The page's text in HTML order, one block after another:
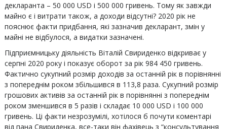
декларанта – 50 000 USD і 500 000 гривень. Тому як завжди
майно є і витрати також, а доходи відсутні? 2020 рік не
пояснює факти придбання, які зазначив декларант, змін у
майні не відбулося, а видатки зазначені.
Підприємницьку діяльність Віталій Свириденко відкриває у
серпні 2020 року і показує оборот за рік 984 450 гривень.
Фактично сукупний розмір доходів за останній рік в порівнянні
з попереднім роком збільшився в 113,8 раза. Сукупний розмір
грошових активів за останній рік в порівнянні з попереднім
роком зменшився в 5 разів і складає 10 000 USD і 100 000
гривень. Ці факти незрозумілі, хотілося б почути коментарі
від пана Свириденка, все-таки він фахівець з “консультування